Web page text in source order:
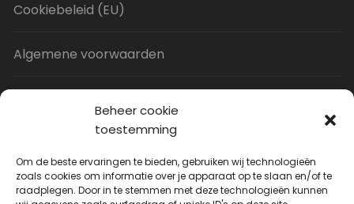
Beheer cookie
toestemming
Om de beste ervaringen te bieden, gebruiken wij technologieën
zoals cookies om informatie over je apparaat op te slaan en/of te
raadplegen. Door in te stemmen met deze technologieën kunnen
Cookiebeleid (EU)
Algemene voorwaarden
Uitverkoop